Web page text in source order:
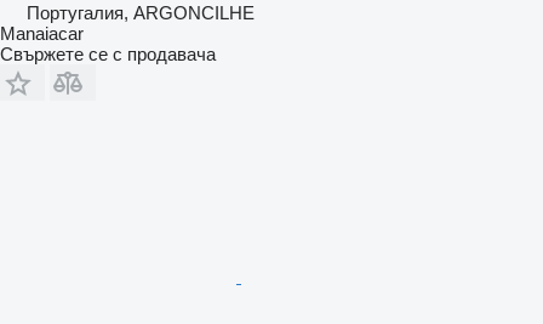
Португалия, ARGONCILHE
Manaiacar
Свържете се с продавача